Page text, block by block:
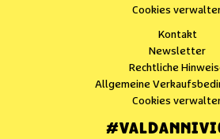
Cookies
Kontakt
Newsletter
Rechtliche
Allgemeine
Cookies